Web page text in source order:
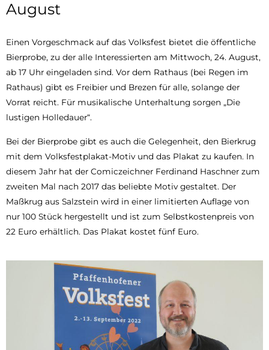
August
Einen Vorgeschmack auf das Volksfest bietet die öffentliche
Bierprobe, zu der alle Interessierten am Mittwoch, 24. August,
ab 17 Uhr eingeladen sind. Vor dem Rathaus (bei Regen im
Rathaus) gibt es Freibier und Brezen für alle, solange der
Vorrat reicht. Für musikalische Unterhaltung sorgen „Die
lustigen Holledauer“.
Bei der Bierprobe gibt es auch die Gelegenheit, den Bierkrug
mit dem Volksfestplakat-Motiv und das Plakat zu kaufen. In
diesem Jahr hat der Comiczeichner Ferdinand Haschner zum
zweiten Mal nach 2017 das beliebte Motiv gestaltet. Der
Maßkrug aus Salzstein wird in einer limitierten Auflage von
nur 100 Stück hergestellt und ist zum Selbstkostenpreis von
22 Euro erhältlich. Das Plakat kostet fünf Euro.